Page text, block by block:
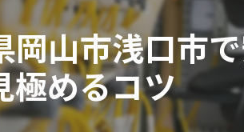
山市浅口市
極めるコツ